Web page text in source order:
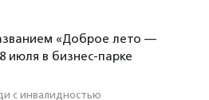
«Доброе лето —
июля в бизнес-парке
с инвалидностью